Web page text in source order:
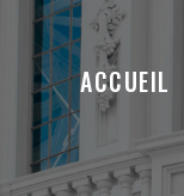
ACCUEIL